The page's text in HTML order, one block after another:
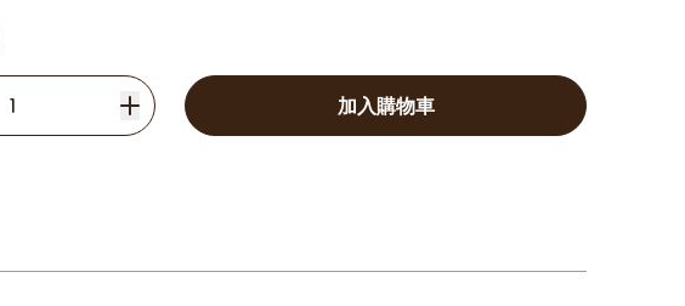
增加
加入購物車